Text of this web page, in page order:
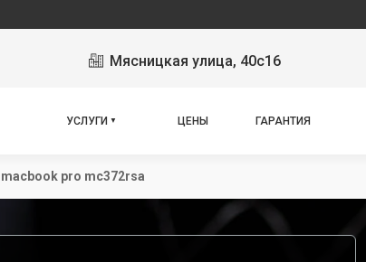
Мясницкая улица, 40с16
УСЛУГИ ЦЕНЫ ГАРАНТИЯ
macbook pro mc372rsa